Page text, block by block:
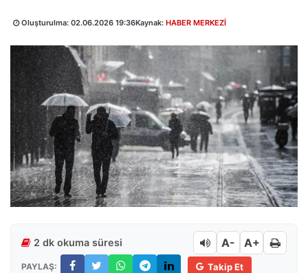
Oluşturulma: 02.06.2026 19:36Kaynak: HABER MERKEZİ
2 dk okuma süresi A- A+
PAYLAŞ: Takip Et